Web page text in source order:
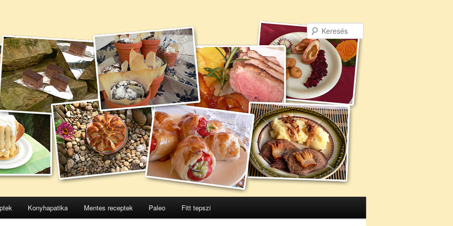
Konyhapatika Mentes receptek Paleo Fitt tepszi